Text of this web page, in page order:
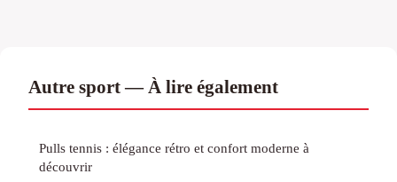
Autre sport — À lire également
Pulls tennis : élégance rétro et confort moderne à
découvrir